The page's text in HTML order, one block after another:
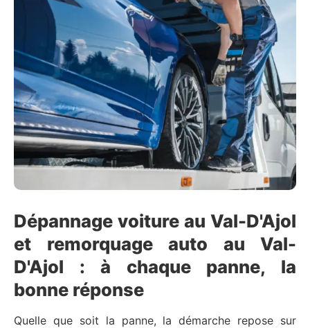
Dépannage voiture au Val-D'Ajol
et remorquage auto au Val-
D'Ajol : à chaque panne, la
bonne réponse
Quelle que soit la panne, la démarche repose sur